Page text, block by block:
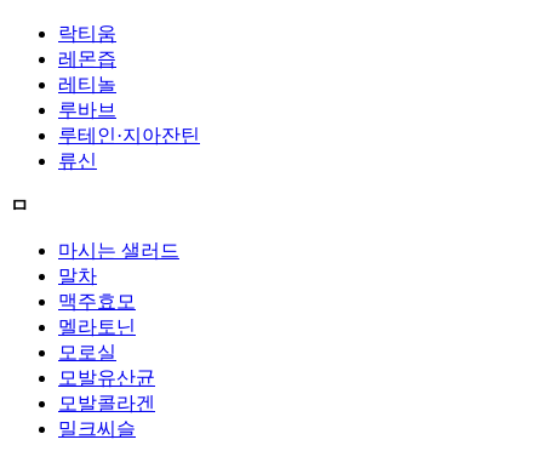
락티움
레몬즙
레티놀
루바브
루테인·지아잔틴
류신
ㅁ
마시는 샐러드
말차
맥주효모
멜라토닌
모로실
모발유산균
모발콜라겐
밀크씨슬